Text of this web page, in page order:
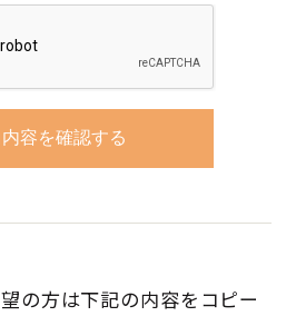
の方は下記の内容をコピー